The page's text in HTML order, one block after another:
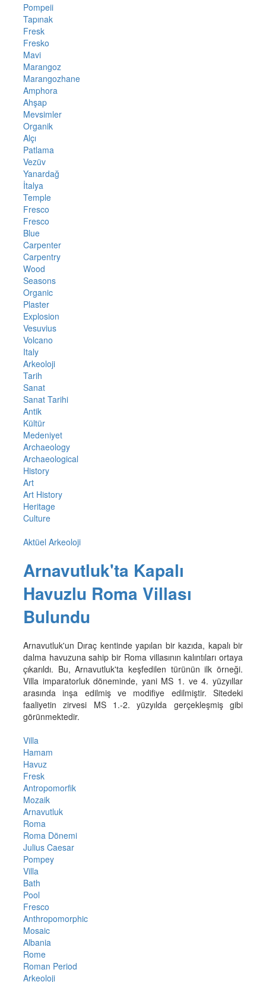
Pompeii
Tapınak
Fresk
Fresko
Mavi
Marangoz
Marangozhane
Amphora
Ahşap
Mevsimler
Organik
Alçı
Patlama
Vezüv
Yanardağ
İtalya
Temple
Fresco
Fresco
Blue
Carpenter
Carpentry
Wood
Seasons
Organic
Plaster
Explosion
Vesuvius
Volcano
Italy
Arkeoloji
Tarih
Sanat
Sanat Tarihi
Antik
Kültür
Medeniyet
Archaeology
Archaeological
History
Art
Art History
Heritage
Culture
Aktüel Arkeoloji
Arnavutluk'ta Kapalı
Havuzlu Roma Villası
Bulundu
Arnavutluk'un Dıraç kentinde yapılan bir kazıda, kapalı bir
dalma havuzuna sahip bir Roma villasının kalıntıları ortaya
çıkarıldı. Bu, Arnavutluk'ta keşfedilen türünün ilk örneği.
Villa imparatorluk döneminde, yani MS 1. ve 4. yüzyıllar
arasında inşa edilmiş ve modifiye edilmiştir. Sitedeki
faaliyetin zirvesi MS 1.-2. yüzyılda gerçekleşmiş gibi
görünmektedir.
Villa
Hamam
Havuz
Fresk
Antropomorfik
Mozaik
Arnavutluk
Roma
Roma Dönemi
Julius Caesar
Pompey
Villa
Bath
Pool
Fresco
Anthropomorphic
Mosaic
Albania
Rome
Roman Period
Arkeoloji